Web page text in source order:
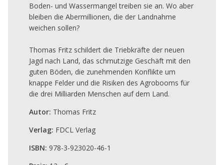
Boden- und Wassermangel treiben sie an. Wo aber
bleiben die Abermillionen, die der Landnahme
weichen sollen?
Thomas Fritz schildert die Triebkräfte der neuen
Jagd nach Land, das schmutzige Geschäft mit den
guten Böden, die zunehmenden Konflikte um
knappe Felder und die Risiken des Agrobooms für
die drei Milliarden Menschen auf dem Land.
Autor: Thomas Fritz
Verlag: FDCL Verlag
ISBN: 978-3-923020-46-1